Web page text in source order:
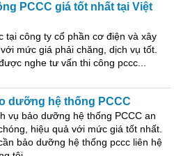
PCCC giá tốt nhất tại Việt
tại công ty cổ phần cơ điện và xây
mức giá phải chăng, dịch vụ tốt.
nghe tư vấn thi công pccc
dưỡng hệ thống PCCC
vụ bảo dưỡng hệ thống PCCC an
hiệu quả với mức giá tốt nhất.
bảo dưỡng hệ thống pccc liên hệ